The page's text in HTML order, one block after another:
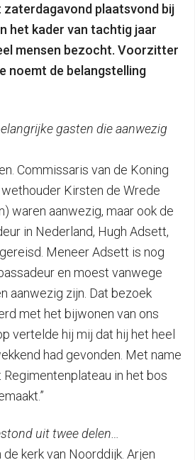
plaatsvond bij
het kader van tachtig jaar
mensen bezocht. Voorzitter
noemt de belangstelling
gasten die aanwezig
Commissaris van de Koning
wethouder Kirsten de Wrede
waren aanwezig, maar ook de
in Nederland, Hugh Adsett,
Meneer Adsett is nog
en moest vanwege
aanwezig zijn. Dat bezoek
met het bijwonen van ons
vertelde hij mij dat hij het heel
had gevonden. Met name
in het bos
uit twee delen…
de kerk van Noorddijk. Arjen